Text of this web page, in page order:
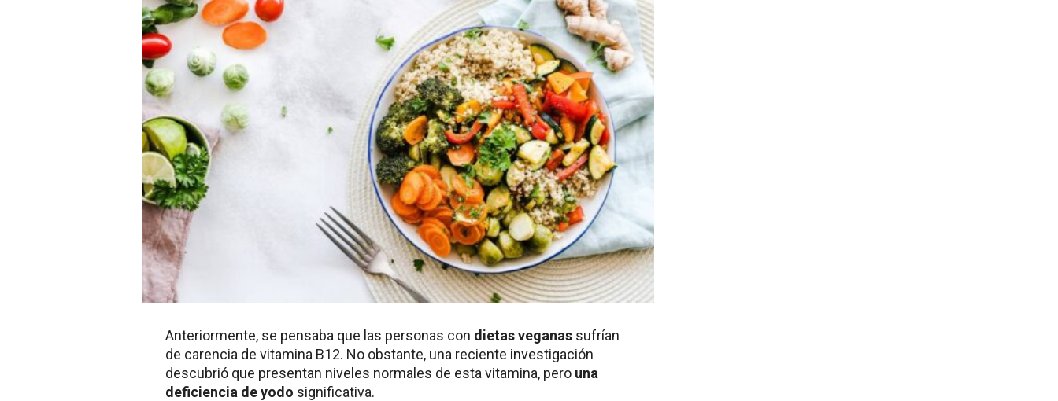
Anteriormente, se pensaba que las personas con dietas veganas sufrían
de carencia de vitamina B12. No obstante, una reciente investigación
descubrió que presentan niveles normales de esta vitamina, pero una
deficiencia de yodo significativa.